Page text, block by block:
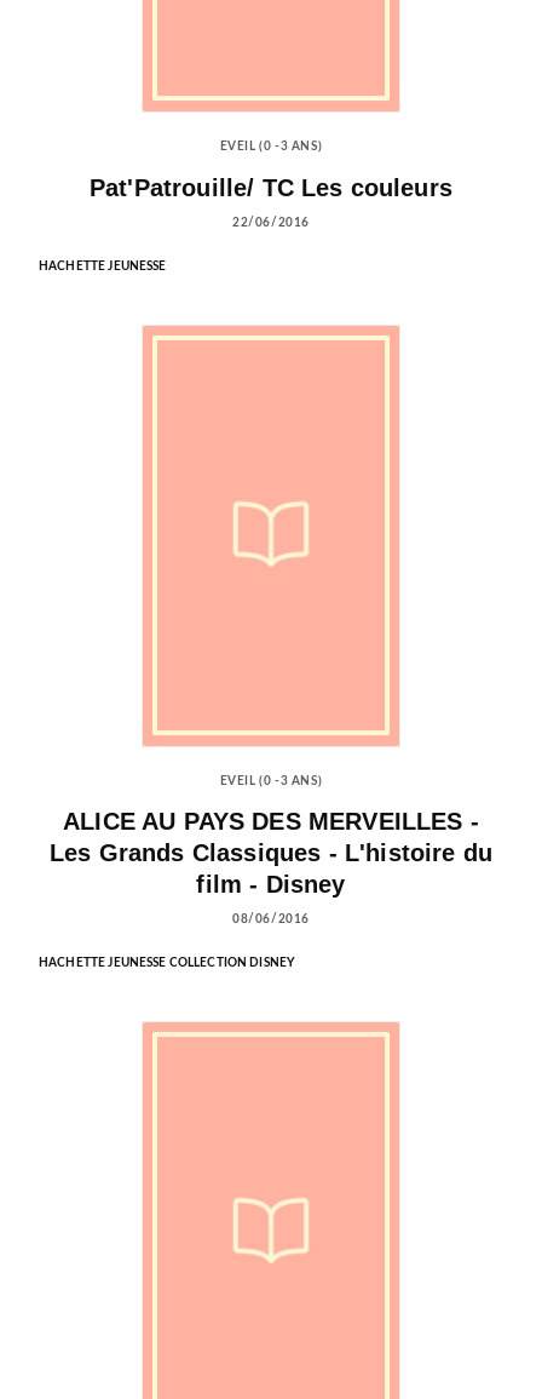
EVEIL (0 -3 ANS)
Pat'Patrouille/ TC Les couleurs
22/06/2016
HACHETTE JEUNESSE
EVEIL (0 -3 ANS)
ALICE AU PAYS DES MERVEILLES -
Les Grands Classiques - L'histoire du
film - Disney
08/06/2016
HACHETTE JEUNESSE COLLECTION DISNEY